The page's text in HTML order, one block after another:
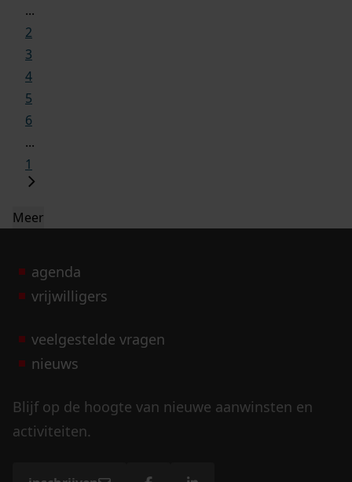
...
2
3
4
5
6
...
1
Meer
agenda
vrijwilligers
veelgestelde vragen
nieuws
Blijf op de hoogte van nieuwe aanwinsten en
activiteiten.